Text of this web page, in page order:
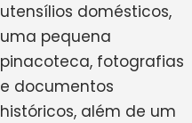
utensílios domésticos,
uma pequena
pinacoteca, fotografias
e documentos
históricos, além de um